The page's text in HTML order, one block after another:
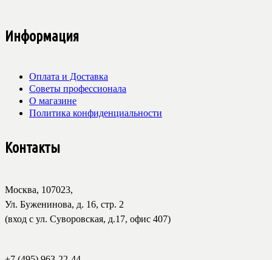
Информация
Оплата и Доставка
Советы профессионала
О магазине
Политика конфиденциальности
Контакты
Москва, 107023,
Ул. Буженинова, д. 16, стр. 2
(вход с ул. Суворовская, д.17, офис 407)